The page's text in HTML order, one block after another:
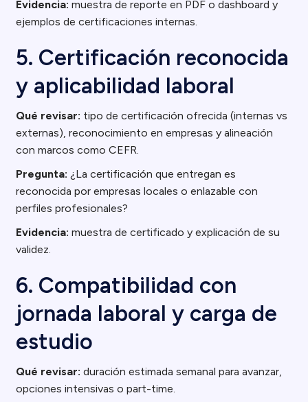
Evidencia: muestra de reporte en PDF o dashboard y
ejemplos de certificaciones internas.
5. Certificación reconocida
y aplicabilidad laboral
Qué revisar: tipo de certificación ofrecida (internas vs
externas), reconocimiento en empresas y alineación
con marcos como CEFR.
Pregunta: ¿La certificación que entregan es
reconocida por empresas locales o enlazable con
perfiles profesionales?
Evidencia: muestra de certificado y explicación de su
validez.
6. Compatibilidad con
jornada laboral y carga de
estudio
Qué revisar: duración estimada semanal para avanzar,
opciones intensivas o part-time.